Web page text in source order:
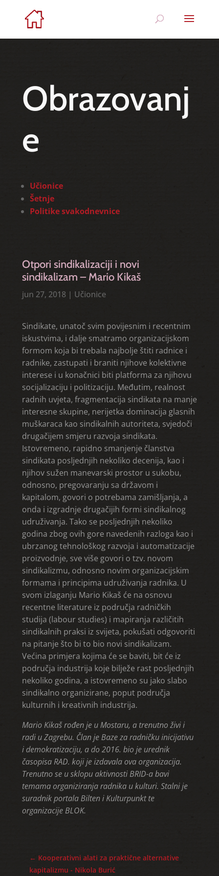
Obrazovanj
e
Učionice
Šetnje
Politike svakodnevnice
Otpori sindikalizaciji i novi
sindikalizam – Mario Kikaš
jun 27, 2018| Učionice
Sindikate, unatoč svim povijesnim i recentnim
iskustvima, i dalje smatramo organizacijskom
formom koja bi trebala najbolje štiti radnice i
radnike, zastupati i braniti njihove kolektivne
interese i u konačnici biti platforma za njihovu
socijalizaciju i politizaciju. Međutim, realnost
radnih uvjeta, fragmentacija sindikata na manje
interesne skupine, nerijetka dominacija glasnih
muškaraca kao sindikalnih autoriteta, svjedoči
drugačijem smjeru razvoja sindikata.
Istovremeno, rapidno smanjenje članstva
sindikata posljednjih nekoliko decenija, kao i
njihov sužen manevarski prostor u sukobu,
odnosno, pregovaranju sa državom i
kapitalom, govori o potrebama zamišljanja, a
onda i izgradnje drugačijih formi sindikalnog
udruživanja. Tako se posljednjih nekoliko
godina zbog ovih gore navedenih razloga kao i
ubrzanog tehnološkog razvoja i automatizacije
proizvodnje, sve više govori o tzv. novom
sindikalizmu, odnosno novim organizacijskim
formama i principima udruživanja radnika. U
svom izlaganju Mario Kikaš će na osnovu
recentne literature iz područja radničkih
studija (labour studies) i mapiranja različitih
sindikalnih praksi iz svijeta, pokušati odgovoriti
na pitanje što bi to bio novi sindikalizam.
Većina primjera kojima će se baviti, bit će iz
područja industrija koje bilježe rast posljednjih
nekoliko godina, a istovremeno su jako slabo
sindikalno organizirane, poput područja
kulturnih i kreativnih industrija.
Mario Kikaš rođen je u Mostaru, a trenutno živi i
radi u Zagrebu. Član je Baze za radničku inicijativu
i demokratizaciju, a do 2016. bio je urednik
časopisa RAD. koji je izdavala ova organizacija.
Trenutno se u sklopu aktivnosti BRID-a bavi
temama organiziranja radnika u kulturi. Stalni je
suradnik portala Bilten i Kulturpunkt te
organizacije BLOK.
← Kooperativni alati za praktične alternative
kapitalizmu - Nikola Burić